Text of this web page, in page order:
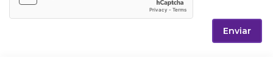
Enviar